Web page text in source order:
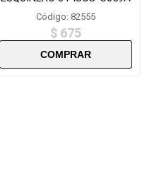
Código: 82555
$ 675